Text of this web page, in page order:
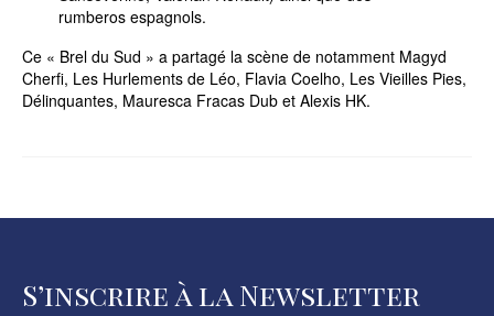
rumberos espagnols.
Ce « Brel du Sud » a partagé la scène de notamment Magyd
Cherfi, Les Hurlements de Léo, Flavia Coelho, Les Vieilles Pies,
Délinquantes, Mauresca Fracas Dub et Alexis HK.
S’inscrire à la Newsletter